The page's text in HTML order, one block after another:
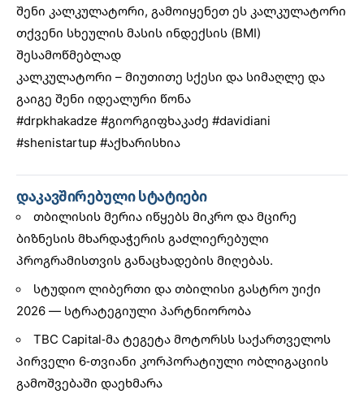
შენი კალკულატორი, გამოიყენეთ ეს კალკულატორი
თქვენი სხეულის მასის ინდექსის (BMI)
შესამოწმებლად
კალკულატორი – მიუთითე სქესი და სიმაღლე და
გაიგე შენი იდეალური წონა
#drpkhakadze #გიორგიფხაკაძე #davidiani
#shenistartup #აქხარისხია
დაკავშირებული სტატიები
თბილისის მერია იწყებს მიკრო და მცირე
ბიზნესის მხარდაჭერის გაძლიერებული
პროგრამისთვის განაცხადების მიღებას.
სტუდიო ლიბერთი და თბილისი გასტრო უიქი
2026 — სტრატეგიული პარტნიორობა
TBC Capital-მა ტეგეტა მოტორსს საქართველოს
პირველი 6-თვიანი კორპორატიული ობლიგაციის
გამოშვებაში დაეხმარა